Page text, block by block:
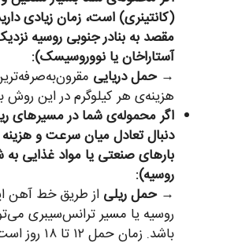
مقصد به بنادر جنوبی روسیه
آستاراخان یا نووروسیسک):
→حمل دریایی
هزینه‌ی هر کیلوگرم در این روش
اگر محموله‌ی شما در مسیرهای
دنبال تعادل میان سرعت و
بارهای صنعتی یا مواد غذایی
روسیه):
→حمل ریلی از طریق خط آهن
روسیه یا مسیر ترانس‌سیبری
باشد. زمان حمل ۱۲ تا ۱۸ روز است.